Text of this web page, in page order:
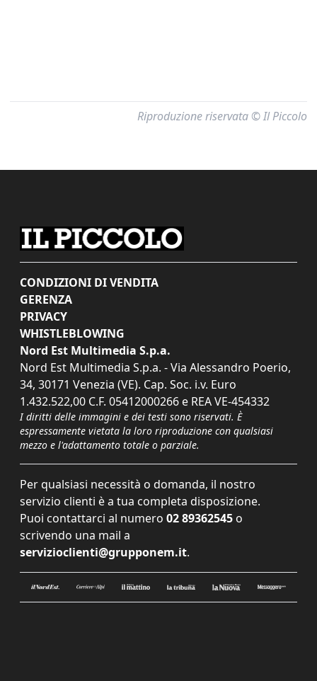
Riproduzione riservata © Il Piccolo
CONDIZIONI DI VENDITA
GERENZA
PRIVACY
WHISTLEBLOWING
Nord Est Multimedia S.p.a.
Nord Est Multimedia S.p.a. - Via Alessandro Poerio,
34, 30171 Venezia (VE). Cap. Soc. i.v. Euro
1.432.522,00 C.F. 05412000266 e REA VE-454332
I diritti delle immagini e dei testi sono riservati. È
espressamente vietata la loro riproduzione con qualsiasi
mezzo e l'adattamento totale o parziale.
Per qualsiasi necessità o domanda, il nostro
servizio clienti è a tua completa disposizione.
Puoi contattarci al numero 02 89362545 o
scrivendo una mail a
servizioclienti@grupponem.it.